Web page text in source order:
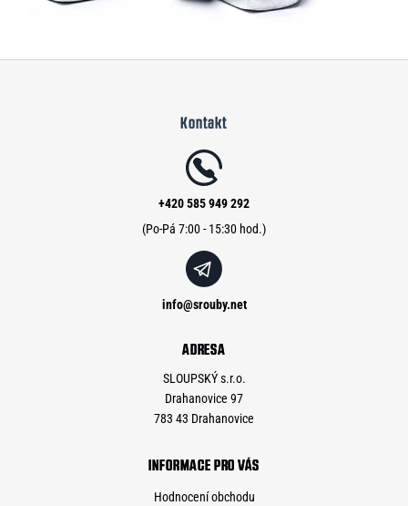
Kontakt
info@srouby.net
+420 585 949 292
ADRESA
SLOUPSKÝ s.r.o.
Drahanovice 97
783 43 Drahanovice
INFORMACE PRO VÁS
Hodnocení obchodu